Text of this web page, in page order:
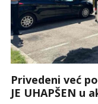
Privedeni već
JE UHAPŠEN u